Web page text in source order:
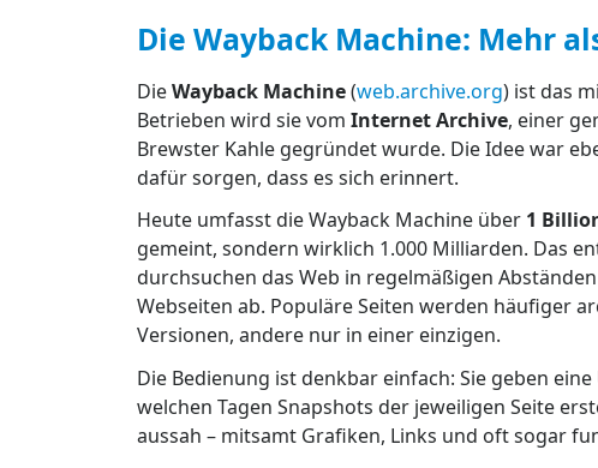
Die Wayback Machine: Mehr
DieWayback Machine(web.archive.org) ist das
Betrieben wird sie vom Internet Archive, einer
Brewster Kahle gegründet wurde. Die Idee war
dafür sorgen, dass es sich erinnert.
Heute umfasst die Wayback Machine über 1
gemeint, sondern wirklich 1.000 Milliarden. Das
durchsuchen das Web in regelmäßigen
Webseiten ab. Populäre Seiten werden häufiger
Versionen, andere nur in einer einzigen.
Die Bedienung ist denkbar einfach: Sie geben
welchen Tagen Snapshots der jeweiligen Seite
aussah – mitsamt Grafiken, Links und oft sogar